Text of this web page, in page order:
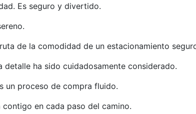
Es seguro y divertido.
de la comodidad de un estacionamiento
detalle ha sido cuidadosamente considerado.
un proceso de compra fluido.
en cada paso del camino.